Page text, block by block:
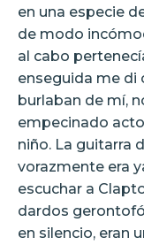
en una especie
de modo
al cabo
enseguida me di
burlaban de mí,
empecinado
niño. La guitarra
vorazmente era
escuchar a
dardos
en silencio, eran